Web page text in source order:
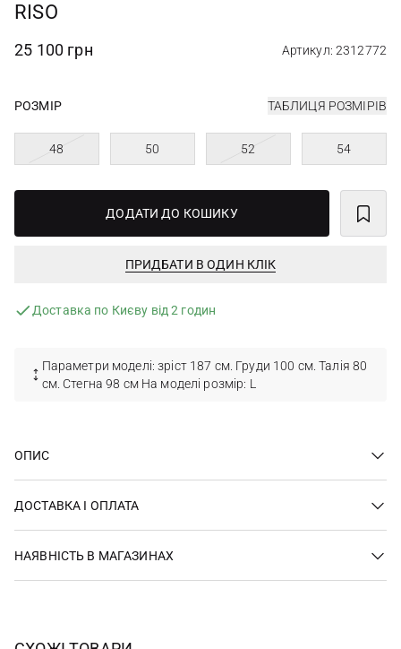
RISO
25 100 грн Артикул: 2312772
РОЗМІР ТАБЛИЦЯ РОЗМІРІВ
48 50 52 54
ДОДАТИ ДО КОШИКУ
ПРИДБАТИ В ОДИН КЛІК
Доставка по Києву від 2 годин
Параметри моделі: зріст 187 см. Груди 100 см. Талія 80
см. Стегна 98 см На моделі розмір: L
ОПИС
ДОСТАВКА І ОПЛАТА
НАЯВНІСТЬ В МАГАЗИНАХ